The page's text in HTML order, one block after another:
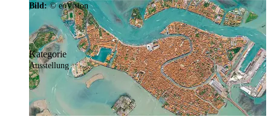
Bild:© eoVision
Kategorie
Ausstellung